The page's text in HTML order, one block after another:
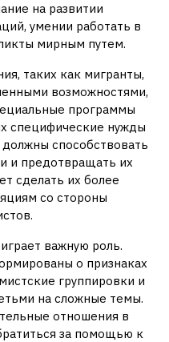
на развитии
умении работать в
мирным путем.
таких как мигранты,
возможностями,
программы
специфические нужды
способствовать
и предотвращать их
сделать их более
со стороны
важную роль.
о признаках
группировки и
на сложные темы.
отношения в
за помощью к